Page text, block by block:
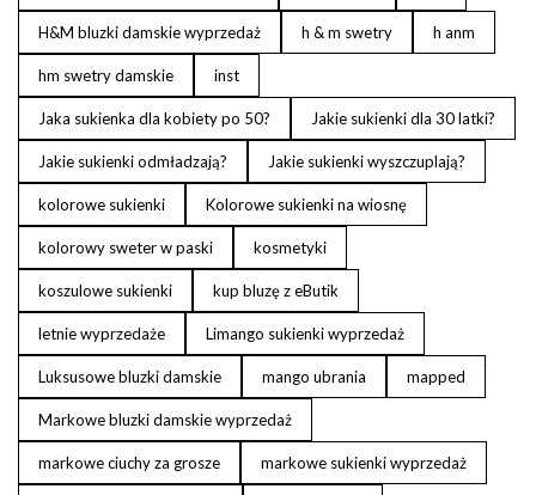
H&M bluzki damskie wyprzedaż h & m swetry h anm
hm swetry damskie inst
Jaka sukienka dla kobiety po 50? Jakie sukienki dla 30 latki?
Jakie sukienki odmładzają? Jakie sukienki wyszczuplają?
kolorowe sukienki Kolorowe sukienki na wiosnę
kolorowy sweter w paski kosmetyki
koszulowe sukienki kup bluzę z eButik
letnie wyprzedaże Limango sukienki wyprzedaż
Luksusowe bluzki damskie mango ubrania mapped
Markowe bluzki damskie wyprzedaż
markowe ciuchy za grosze markowe sukienki wyprzedaż